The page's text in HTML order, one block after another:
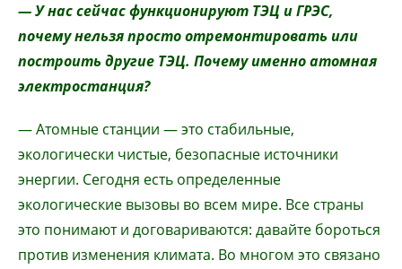
— У нас сейчас функционируют ТЭЦ и ГРЭС,
почему нельзя просто отремонтировать или
построить другие ТЭЦ. Почему именно атомная
электростанция?
— Атомные станции — это стабильные,
экологически чистые, безопасные источники
энергии. Сегодня есть определенные
экологические вызовы во всем мире. Все страны
это понимают и договариваются: давайте бороться
против изменения климата. Во многом это связано